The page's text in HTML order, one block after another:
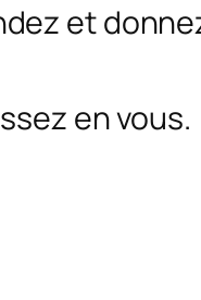
et
en vous.